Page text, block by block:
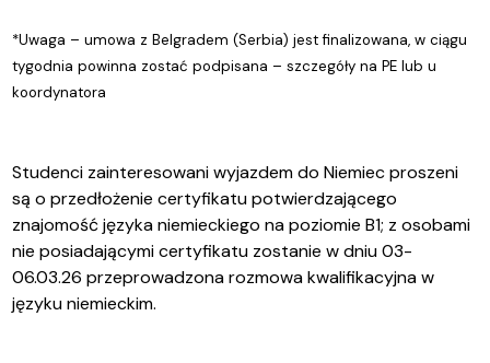
*Uwaga – umowa z Belgradem (Serbia) jest finalizowana, w ciągu
tygodnia powinna zostać podpisana – szczegóły na PE lub u
koordynatora
Studenci zainteresowani wyjazdem do Niemiec proszeni
są o przedłożenie certyfikatu potwierdzającego
znajomość języka niemieckiego na poziomie B1; z osobami
nie posiadającymi certyfikatu zostanie w dniu 03-
06.03.26 przeprowadzona rozmowa kwalifikacyjna w
języku niemieckim.